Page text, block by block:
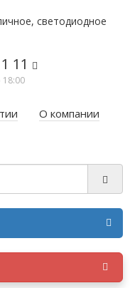
11
18:00
О компании